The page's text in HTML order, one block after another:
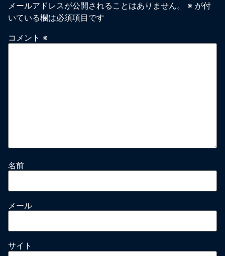
メールアドレスが公開されることはありません。 ※ が付
いている欄は必須項目です
コメント ※
名前
メール
サイト